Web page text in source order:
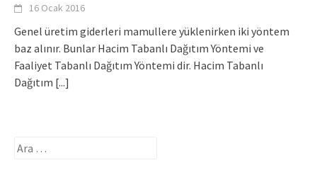
16 Ocak 2016
Genel üretim giderleri mamullere yüklenirken iki yöntem
baz alınır. Bunlar Hacim Tabanlı Dağıtım Yöntemi ve
Faaliyet Tabanlı Dağıtım Yöntemi dir. Hacim Tabanlı
Dağıtım [...]
Arama: